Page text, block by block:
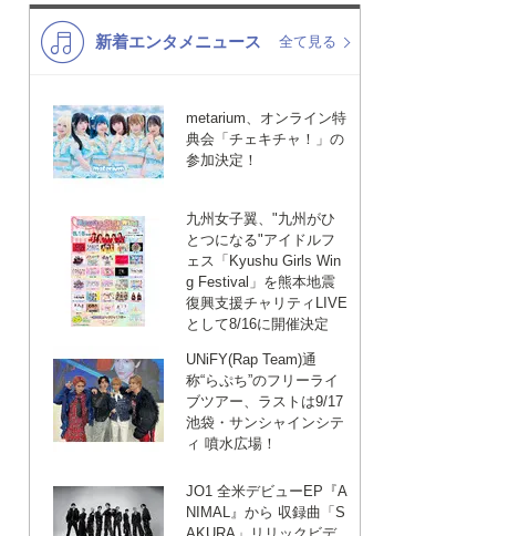
K-POP 洋楽
VTuber ジャニーズ
新着エンタメニュース 全て見る
metarium、オンライン特
典会「チェキチャ！」の
参加決定！
九州女子翼、"九州がひ
とつになる"アイドルフ
ェス「Kyushu Girls Win
g Festival」を熊本地震
復興支援チャリティLIVE
として8/16に開催決定
UNiFY(Rap Team)通
称“らぷち”のフリーライ
ブツアー、ラストは9/17
池袋・サンシャインシテ
ィ 噴水広場！
JO1 全米デビューEP『A
NIMAL』から 収録曲「S